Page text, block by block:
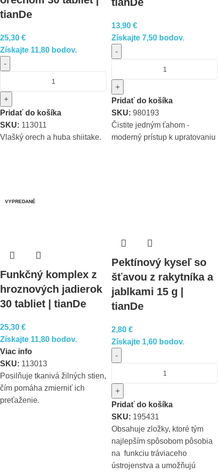
tianDe
25,30 €
Získajte 11,80 bodov.
-
+
Pridať do košíka
SKU: 113011
Vlašký orech a huba shiitake.
13,90 €
Získajte 7,50 bodov.
-
+
Pridať do košíka
SKU: 980193
Čistite jedným ťahom -
moderný prístup k upratovaniu
VYPREDANÉ
Funkčný komplex z
hroznových jadierok
30 tabliet | tianDe
25,30 €
Získajte 11,80 bodov.
Viac info
SKU: 113013
Posilňuje tkanivá žilných stien,
čím pomáha zmierniť ich
preťaženie.
Pektínový kyseľ so
šťavou z rakytníka a
jablkami 15 g |
tianDe
2,80 €
Získajte 1,60 bodov.
-
+
Pridať do košíka
SKU: 195431
Obsahuje zložky, ktoré tým
najlepším spôsobom pôsobia
na funkciu tráviaceho
ústrojenstva a umožňujú